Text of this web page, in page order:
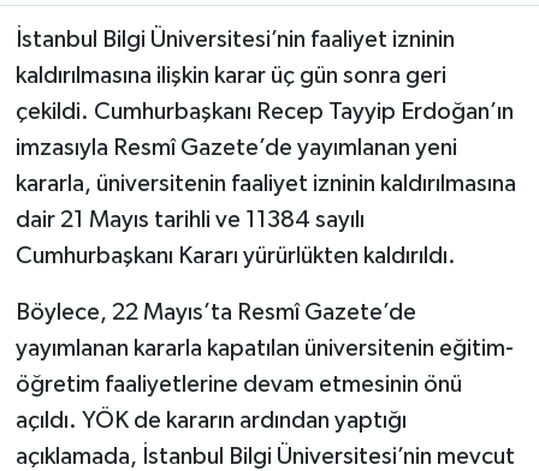
İstanbul Bilgi Üniversitesi’nin faaliyet izninin
kaldırılmasına ilişkin karar üç gün sonra geri
çekildi. Cumhurbaşkanı Recep Tayyip Erdoğan’ın
imzasıyla Resmî Gazete’de yayımlanan yeni
kararla, üniversitenin faaliyet izninin kaldırılmasına
dair 21 Mayıs tarihli ve 11384 sayılı
Cumhurbaşkanı Kararı yürürlükten kaldırıldı.
Böylece, 22 Mayıs’ta Resmî Gazete’de
yayımlanan kararla kapatılan üniversitenin eğitim-
öğretim faaliyetlerine devam etmesinin önü
açıldı. YÖK de kararın ardından yaptığı
açıklamada, İstanbul Bilgi Üniversitesi’nin mevcut